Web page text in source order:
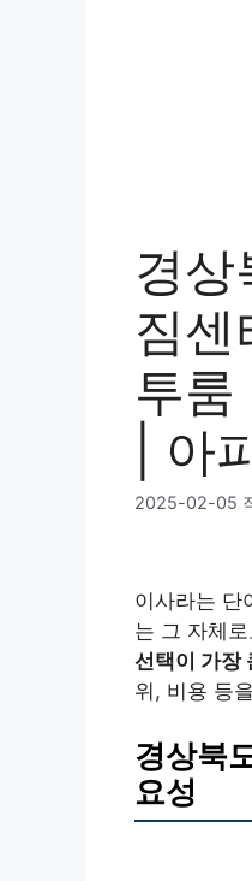
경상
짐센
투
|
2025-02-05
이사라는 단
는 그 자체
선택이 가장
위, 비용 등
경상북
요성